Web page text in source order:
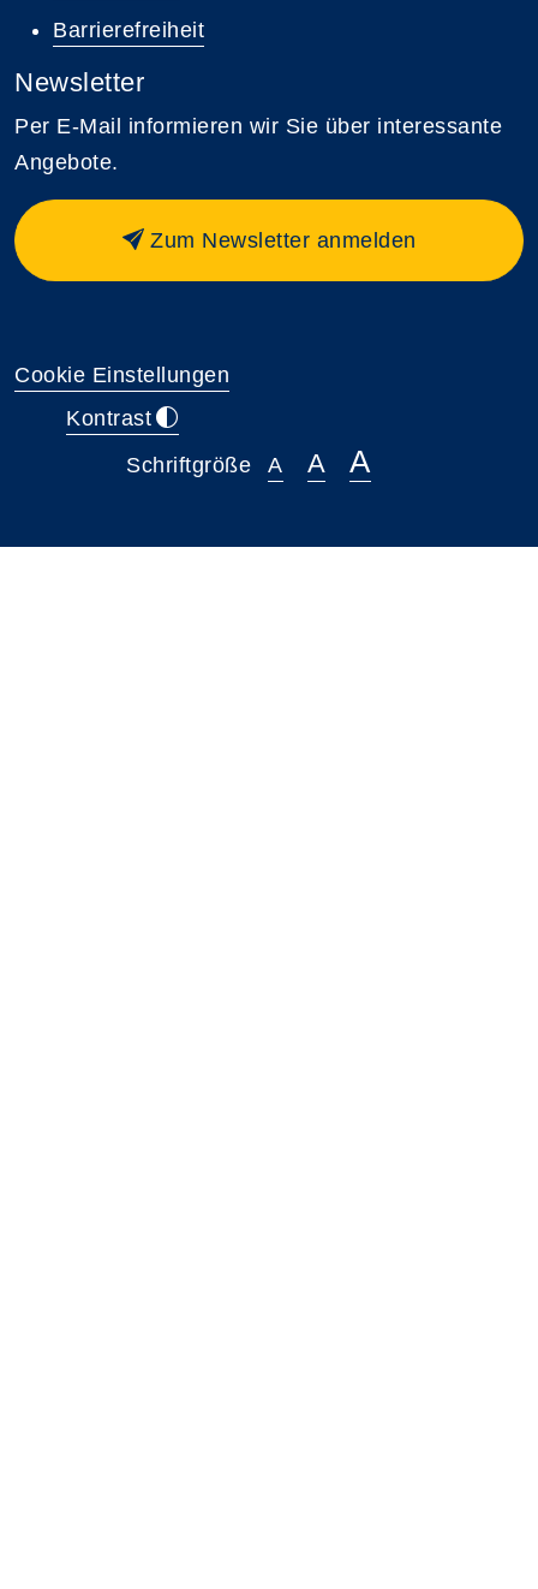
Barrierefreiheit
Newsletter
Per E-Mail informieren wir Sie über interessante
Angebote.
Zum Newsletter anmelden
Cookie Einstellungen
Kontrast
Schriftgröße
A A A